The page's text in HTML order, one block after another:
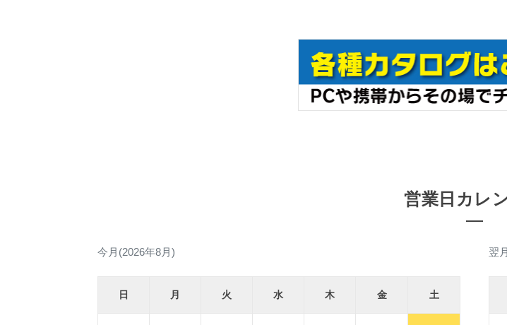
営業日カレ
今月(2026年8月)
日 月 火 水 木 金 土
翌